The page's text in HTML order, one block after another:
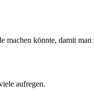
machen könnte, damit man
aufregen.